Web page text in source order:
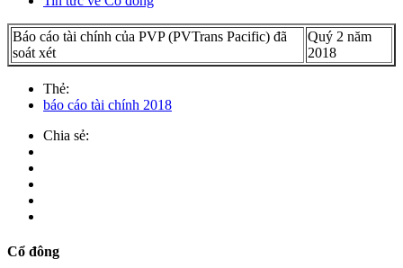
Báo cáo tài chính của PVP (PVTrans Pacific) đã
soát xét
Quý 2 năm
2018
Thẻ:
báo cáo tài chính 2018
Chia sẻ:
Cổ đông